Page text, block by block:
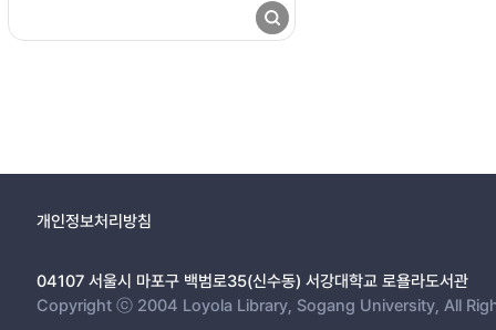
개인정보처리방침
04107 서울시 마포구 백범로35(신수동) 서강대학교 로욜라도서관
Copyright ⓒ 2004 Loyola Library, Sogang University, All